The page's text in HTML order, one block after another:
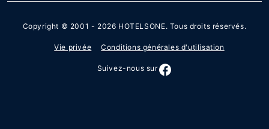
Copyright © 2001 - 2026 HOTELSONE. Tous droits réservés.
Vie privée Conditions générales d'utilisation
Suivez-nous sur